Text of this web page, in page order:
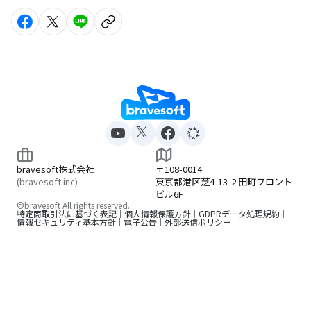
bravesoft株式会社
(bravesoft inc)
〒108-0014
東京都港区芝4-13-2 田町フロント
ビル6F
特定商取引法に基づく表記 個人情報保護方針 GDPRデータ処理規約
情報セキュリティ基本方針 電子公告 外部送信ポリシー
©bravesoft All rights reserved.